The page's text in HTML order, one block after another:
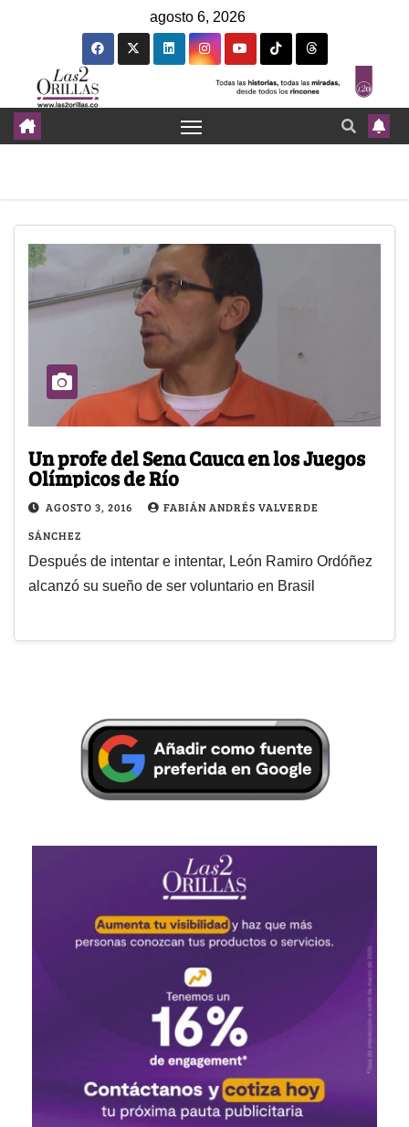
agosto 6, 2026
Un profe del Sena Cauca en los Juegos
Olímpicos de Río
AGOSTO 3, 2016
FABIÁN ANDRÉS VALVERDE
SÁNCHEZ
Después de intentar e intentar, León Ramiro Ordóñez
alcanzó su sueño de ser voluntario en Brasil